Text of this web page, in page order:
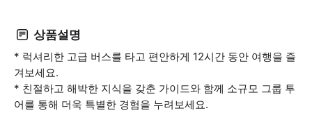
상품설명
* 럭셔리한 고급 버스를 타고 편안하게 12시간 동안 여행을 즐
겨보세요.
* 친절하고 해박한 지식을 갖춘 가이드와 함께 소규모 그룹 투
어를 통해 더욱 특별한 경험을 누려보세요.